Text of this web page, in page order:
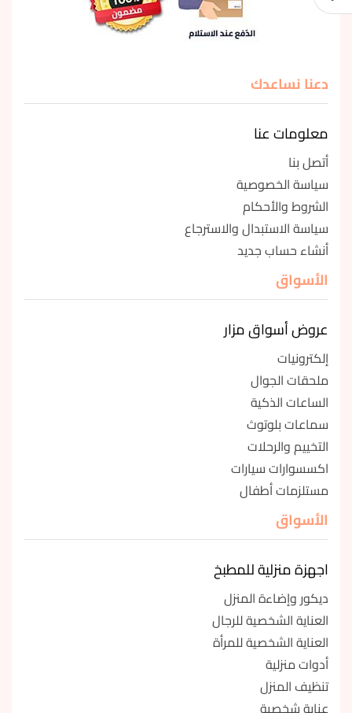
دعنا نساعدك
معلومات عنا
أتصل بنا
سياسة الخصوصية
الشروط والأحكام
سياسة الاستبدال والاسترجاع
أنشاء حساب جديد
الأسواق
عروض أسواق مزار
إلكترونيات
ملحقات الجوال
الساعات الذكية
سماعات بلوتوث
التخييم والرحلات
اكسسوارات سيارات
مستلزمات أطفال
الأسواق
اجهزة منزلية للمطبخ
ديكور وإضاءة المنزل
العناية الشخصية للرجال
العناية الشخصية للمرأة
أدوات منزلية
تنظيف المنزل
عناية شخصية